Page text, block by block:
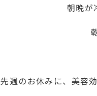
朝晩が
先週のお休みに、美容